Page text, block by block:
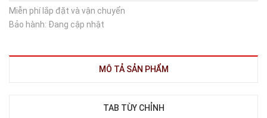
Miễn phí lắp đặt và vận chuyển
Bảo hành: Đang cập nhật
MÔ TẢ SẢN PHẨM
TAB TÙY CHỈNH